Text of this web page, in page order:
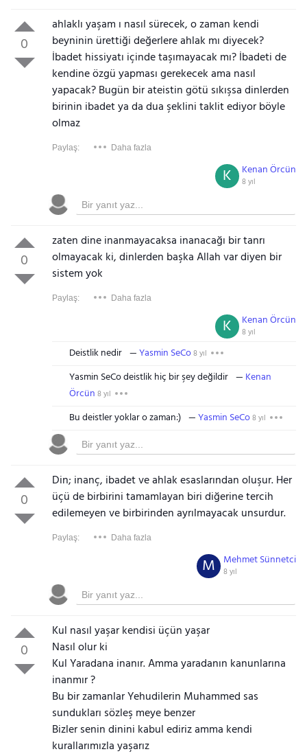
0
ahlaklı yaşam ı nasıl sürecek, o zaman kendi
beyninin ürettiği değerlere ahlak mı diyecek?
İbadet hissiyatı içinde taşımayacak mı? İbadeti de
kendine özgü yapması gerekecek ama nasıl
yapacak? Bugün bir ateistin götü sıkışsa dinlerden
birinin ibadet ya da dua şeklini taklit ediyor böyle
olmaz
Paylaş: Daha fazla
Kenan Örcün
8 yıl
K
0
zaten dine inanmayacaksa inanacağı bir tanrı
olmayacak ki, dinlerden başka Allah var diyen bir
sistem yok
Paylaş: Daha fazla
Kenan Örcün
8 yıl
K
Deistlik nedir Yasmin SeCo8 yıl
Yasmin SeCo deistlik hiç bir şey değildir
Kenan
Örcün 8 yıl
Bu deistler yoklar o zaman:) Yasmin SeCo8 yıl
0
Din; inanç, ibadet ve ahlak esaslarından oluşur. Her
üçü de birbirini tamamlayan biri diğerine tercih
edilemeyen ve birbirinden ayrılmayacak unsurdur.
Paylaş: Daha fazla
Mehmet Sünnetci
8 yıl
M
0
Kul nasıl yaşar kendisi üçün yaşar
Nasıl olur ki
Kul Yaradana inanır. Amma yaradanın kanunlarına
inanmır ?
Bu bir zamanlar Yehudilerin Muhammed sas
sundukları sözleş meye benzer
Bizler senin dinini kabul ediriz amma kendi
kurallarımızla yaşarız